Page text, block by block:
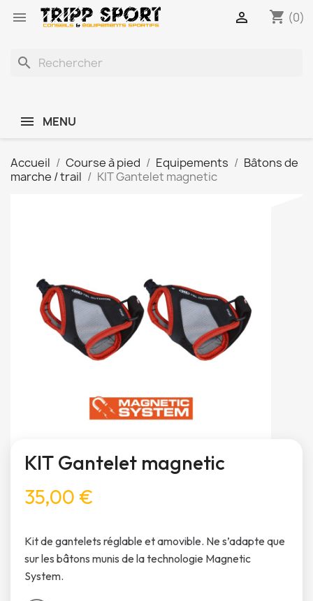
 shopping_cart (0)

search
MENU
Accueil Course à pied Equipements
Bâtons de
marche / trail
KIT Gantelet magnetic
KIT Gantelet magnetic
35,00 €
Kit de gantelets réglable et amovible. Ne s’adapte que
sur les bâtons munis de la technologie Magnetic
System.